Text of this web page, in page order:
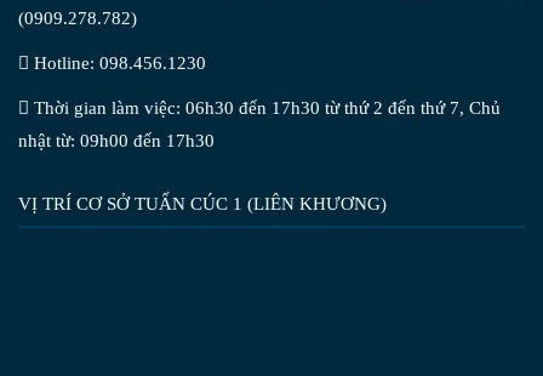
(0909.278.782)
Hotline: 098.456.1230
Thời gian làm việc: 06h30 đến 17h30 từ thứ 2 đến thứ 7, Chủ
nhật từ: 09h00 đến 17h30
VỊ TRÍ CƠ SỞ TUẤN CÚC 1 (LIÊN KHƯƠNG)